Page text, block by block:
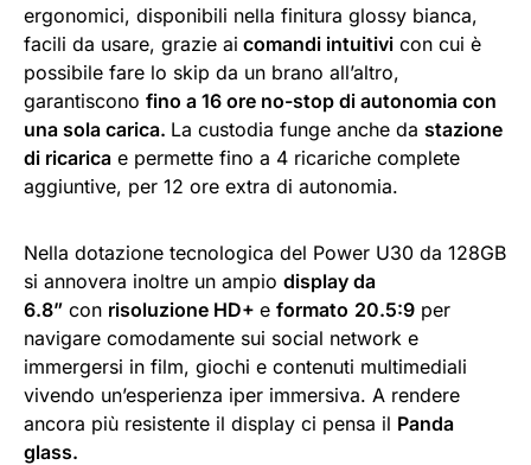
ergonomici, disponibili nella finitura glossy bianca,
facili da usare, grazie ai comandi intuitivi con cui è
possibile fare lo skip da un brano all’altro,
garantiscono fino a 16 ore no-stop di autonomia con
una sola carica. La custodia funge anche da stazione
di ricarica e permette fino a 4 ricariche complete
aggiuntive, per 12 ore extra di autonomia.
Nella dotazione tecnologica del Power U30 da 128GB
si annovera inoltre un ampio display da
6.8” con risoluzione HD+ e formato 20.5:9 per
navigare comodamente sui social network e
immergersi in film, giochi e contenuti multimediali
vivendo un’esperienza iper immersiva. A rendere
ancora più resistente il display ci pensa il Panda
glass.